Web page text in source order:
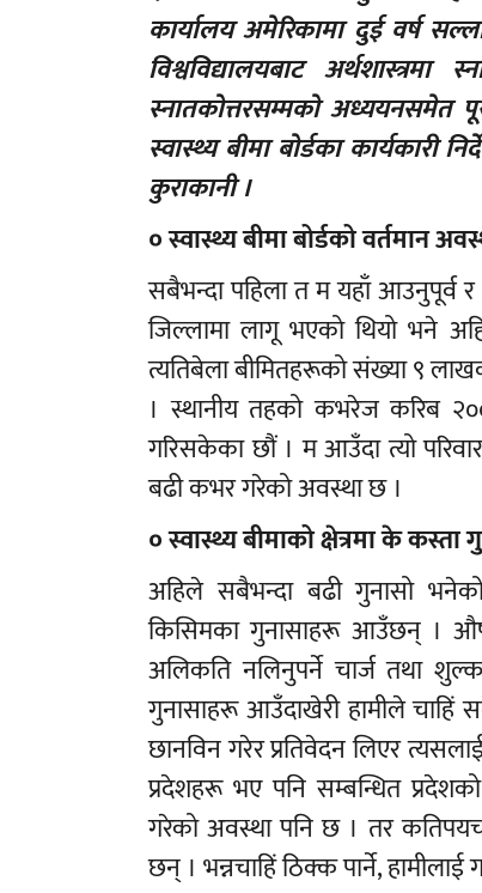
कार्यालय अमेरिकामा दुई वर्ष
विश्वविद्यालयबाट
स्नातकोत्तरसम्मको अध्ययनसमेत
स्वास्थ्य बीमा बोर्डका
कुराकानी ।
० स्वास्थ्य बीमा बोर्डको वर्तमान
सबैभन्दा पहिला त म यहाँ आउनुपूर्व
जिल्लामा लागू भएको थियो भने
त्यतिबेला बीमितहरूको संख्या ९
। स्थानीय तहको कभरेज करिब
गरिसकेका छौं । म आउँदा त्यो
बढी कभर गरेको अवस्था छ ।
० स्वास्थ्य बीमाको क्षेत्रमा के
अहिले सबैभन्दा बढी गुनासो भनेको
किसिमका गुनासाहरू आउँछन् ।
अलिकति नलिनुपर्ने चार्ज तथा
गुनासाहरू आउँदाखेरी हामीले चाहिं
छानविन गरेर प्रतिवेदन लिएर
प्रदेशहरू भए पनि सम्बन्धित
गरेको अवस्था पनि छ । तर
छन् । भन्नचाहिं ठिक्क पार्ने, हामीलाई